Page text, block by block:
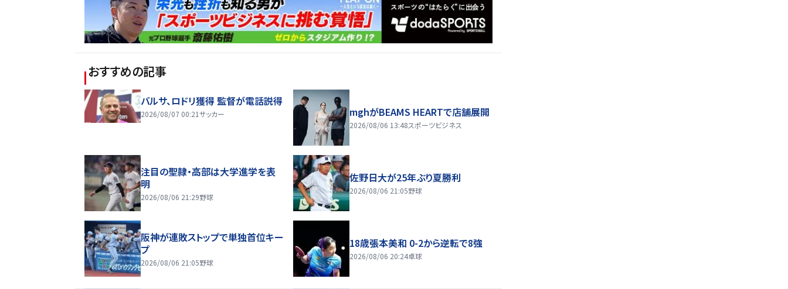
おすすめの記事
バルサ、ロドリ獲得 監督が電話説得
2026/08/07 00:21サッカー mghがBEAMS HEARTで店舗展開
2026/08/06 13:48スポーツビジネス
注目の聖隷・高部は大学進学を表
明
2026/08/06 21:29野球
佐野日大が25年ぶり夏勝利
2026/08/06 21:05野球
阪神が連敗ストップで単独首位キー
プ
2026/08/06 21:05野球
18歳張本美和 0-2から逆転で8強
2026/08/06 20:24卓球